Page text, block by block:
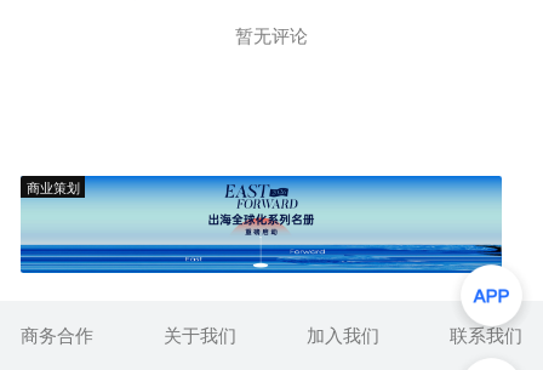
暂无评论
商业策划
商务合作 关于我们 加入我们
联系我们